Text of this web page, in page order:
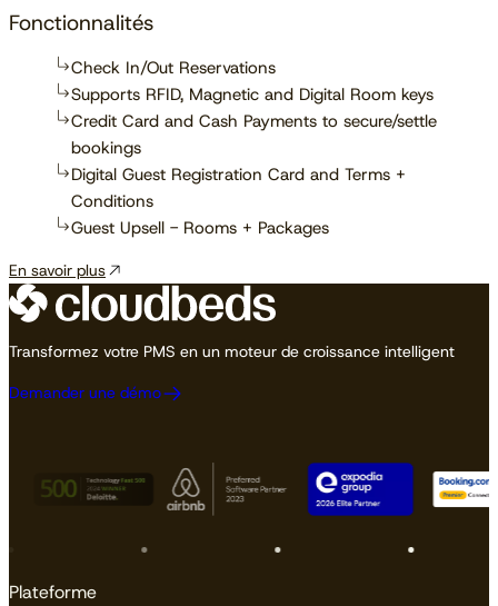
Fonctionnalités
Check In/Out Reservations
Supports RFID, Magnetic and Digital Room keys
Credit Card and Cash Payments to secure/settle
bookings
Digital Guest Registration Card and Terms +
Conditions
Guest Upsell - Rooms + Packages
En savoir plus
Transformez votre PMS en un moteur de croissance intelligent
Demander une démo
Plateforme